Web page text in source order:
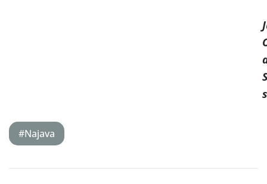
#Najava